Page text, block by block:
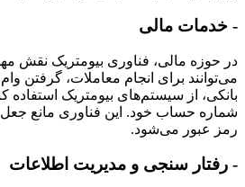
- خدمات مالی
در حوزه مالی، فناوری بیومتریک نقش
می‌توانند برای انجام معاملات، گرفتن
بانکی، از سیستم‌های بیومتریک استفاده
شماره حساب خود. این فناوری مانع
رمز عبور می‌شود.
- رفتار سنجی و مدیریت اطلاعات